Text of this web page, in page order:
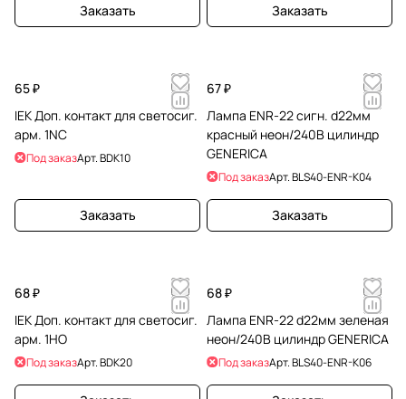
Заказать Заказать
65 ₽
IEK Доп. контакт для светосиг.
арм. 1NC
Под заказАрт.BDK10
Заказать
67 ₽
Лампа ENR-22 сигн. d22мм
красный неон/240В цилиндр
GENERICA
Под заказАрт.BLS40-ENR-K04
Заказать
68 ₽
IEK Доп. контакт для светосиг.
арм. 1НО
Под заказАрт.BDK20
68 ₽
Лампа ENR-22 d22мм зеленая
неон/240В цилиндр GENERICA
Под заказАрт.BLS40-ENR-K06